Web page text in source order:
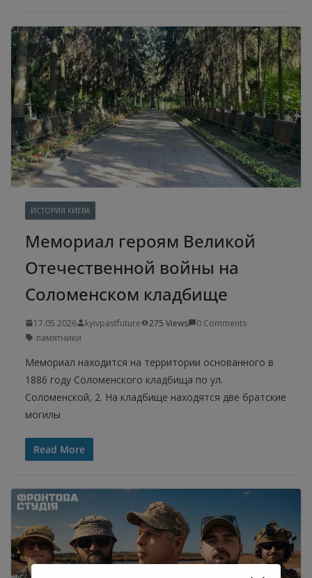
ИСТОРИЯ КИЕВА
Мемориал героям Великой
Отечественной войны на
Соломенском кладбище
17.05.2026 kyivpastfuture 275 Views
0 Comments
памятники
Мемориал находится на территории основанного в
1886 году Соломенского кладбища по ул.
Соломенской, 2. На кладбище находятся две братские
могилы
Read More